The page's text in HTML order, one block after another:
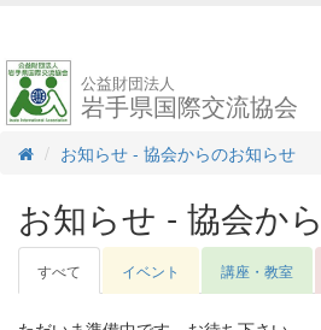
公益財団法人
岩手県国際交流協会
お知らせ - 協会からのお知らせ
お知らせ - 協会か
すべて イベント 講座・教室